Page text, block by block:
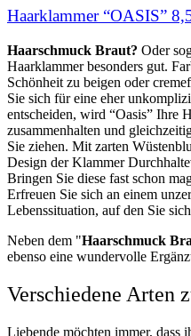
Haarklammer “OASIS”
Haarschmuck Braut? Oder
Haarklammer besonders gut.
Schönheit zu beigen oder
Sie sich für eine eher
entscheiden, wird “Oasis” Ihre
zusammenhalten und
Sie ziehen. Mit zarten
Design der Klammer
Bringen Sie diese fast schon
Erfreuen Sie sich an einem
Lebenssituation, auf den Sie
Neben dem "Haarschmuck
ebenso eine wundervolle
Verschiedene Arten
Liebende möchten immer, dass